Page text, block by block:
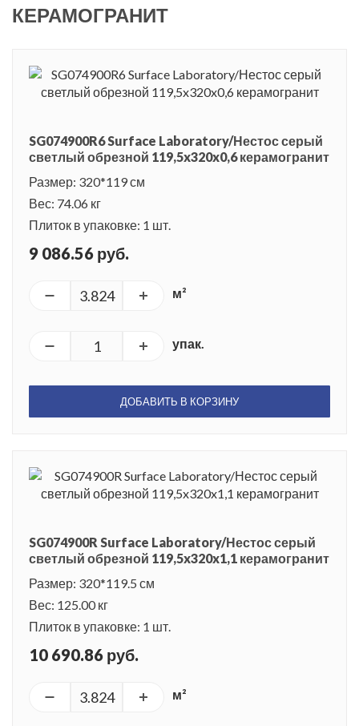
универсален, и при дополнении аксессуарами способен
популярен в настоящее время и востребован для больших
КЕРАМОГРАНИТ
SG074900R6 Surface Laboratory/Нестос серый
светлый обрезной 119,5x320x0,6 керамогранит
Размер: 320*119 см
Вес: 74.06 кг
Плиток в упаковке: 1 шт.
9 086.56 руб.
м²
упак.
ДОБАВИТЬ В КОРЗИНУ
SG074900R Surface Laboratory/Нестос серый
светлый обрезной 119,5x320x1,1 керамогранит
Размер: 320*119.5 см
Вес: 125.00 кг
Плиток в упаковке: 1 шт.
10 690.86 руб.
м²